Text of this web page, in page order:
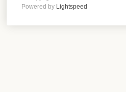
Powered by Lightspeed